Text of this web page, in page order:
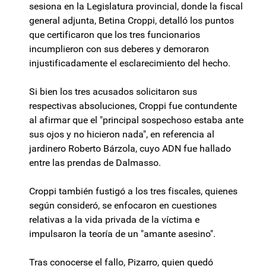
sesiona en la Legislatura provincial, donde la fiscal
general adjunta, Betina Croppi, detalló los puntos
que certificaron que los tres funcionarios
incumplieron con sus deberes y demoraron
injustificadamente el esclarecimiento del hecho.
Si bien los tres acusados solicitaron sus
respectivas absoluciones, Croppi fue contundente
al afirmar que el "principal sospechoso estaba ante
sus ojos y no hicieron nada", en referencia al
jardinero Roberto Bárzola, cuyo ADN fue hallado
entre las prendas de Dalmasso.
Croppi también fustigó a los tres fiscales, quienes
según consideró, se enfocaron en cuestiones
relativas a la vida privada de la víctima e
impulsaron la teoría de un "amante asesino".
Tras conocerse el fallo, Pizarro, quien quedó